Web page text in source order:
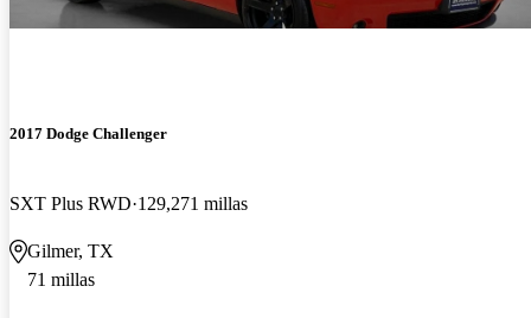
2017 Dodge Challenger
SXT Plus RWD 129,271 millas
Gilmer, TX
71 millas